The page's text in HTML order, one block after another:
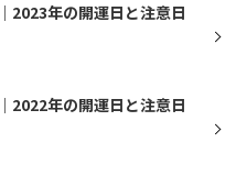
2023年の開運日と注意日
2022年の開運日と注意日